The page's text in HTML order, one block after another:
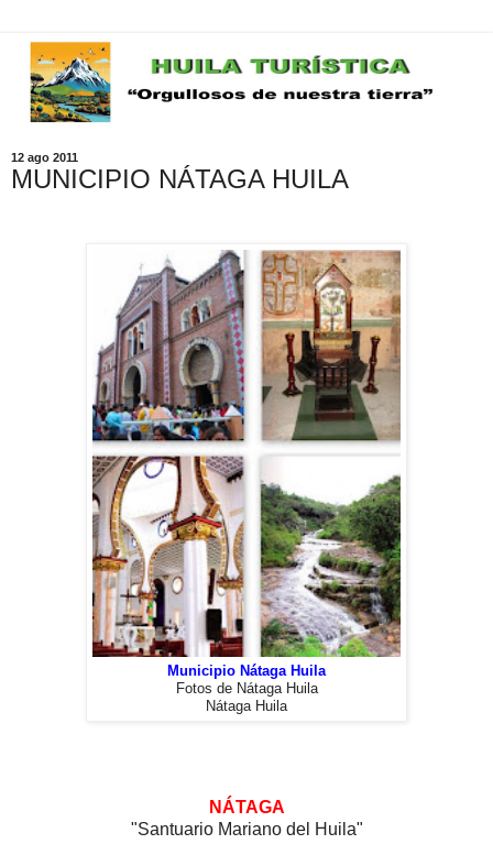
12 ago 2011
MUNICIPIO NÁTAGA HUILA
Municipio Nátaga Huila
Fotos de Nátaga Huila
Nátaga Huila
NÁTAGA
"Santuario Mariano del Huila"